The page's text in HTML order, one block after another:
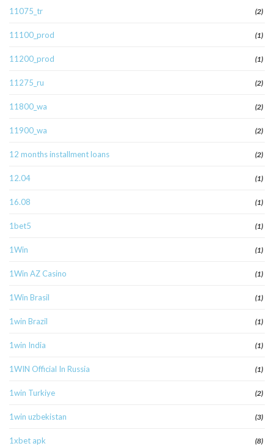
11075_tr (2)
11100_prod (1)
11200_prod (1)
11275_ru (2)
11800_wa (2)
11900_wa (2)
12 months installment loans (2)
12.04 (1)
16.08 (1)
1bet5 (1)
1Win (1)
1Win AZ Casino (1)
1Win Brasil (1)
1win Brazil (1)
1win India (1)
1WIN Official In Russia (1)
1win Turkiye (2)
1win uzbekistan (3)
1xbet apk (8)